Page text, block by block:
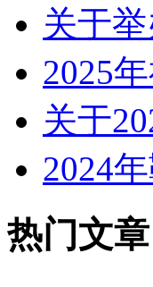
关于
2025
关于
2024
热门文章